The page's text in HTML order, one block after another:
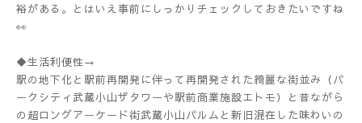
裕がある。とはいえ事前にしっかりチェックしておきたいですね
👀
◆生活利便性→
駅の地下化と駅前再開発に伴って再開発された綺麗な街並み（パ
ークシティ武蔵小山ザタワーや駅前商業施設エトモ）と昔ながら
の超ロングアーケード街武蔵小山パルムと新旧混在した味わいの